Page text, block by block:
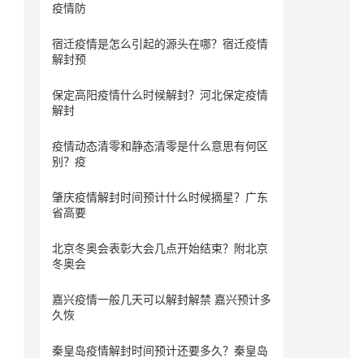
疫情防
宿迁疫情是怎么引起的源头在哪？宿迁疫情
解封预
保定​高阳疫情什么时候解封？河北保定疫情
解封
疫情动态清零和静态清零是什么意思有何区
别？疫
肇庆疫情解封时间预计什么时候摘星？广东
省高要
北京冬奥会表彰大会几点开始结束？附北京
冬奥会
嘉兴疫情一般几天可以解封解禁 嘉兴预计多
久恢
秦皇岛疫情解封时间预计还要多久？秦皇岛